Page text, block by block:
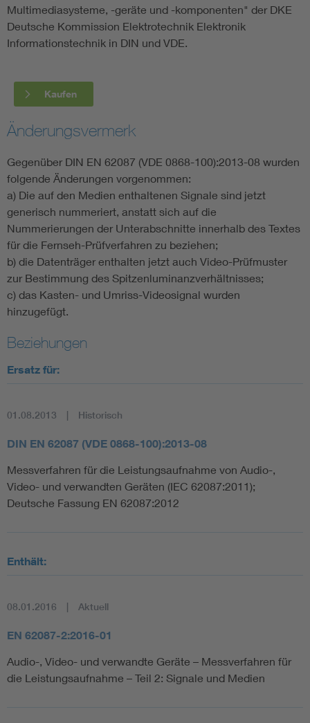
Multimediasysteme, -geräte und -komponenten" der DKE
Deutsche Kommission Elektrotechnik Elektronik
Informationstechnik in DIN und VDE.
Kaufen
Änderungsvermerk
Gegenüber DIN EN 62087 (VDE 0868-100):2013-08 wurden
folgende Änderungen vorgenommen:
a) Die auf den Medien enthaltenen Signale sind jetzt
generisch nummeriert, anstatt sich auf die
Nummerierungen der Unterabschnitte innerhalb des Textes
für die Fernseh-Prüfverfahren zu beziehen;
b) die Datenträger enthalten jetzt auch Video-Prüfmuster
zur Bestimmung des Spitzenluminanzverhältnisses;
c) das Kasten- und Umriss-Videosignal wurden
hinzugefügt.
Beziehungen
Ersatz für:
01.08.2013 Historisch
DIN EN 62087 (VDE 0868-100):2013-08
Messverfahren für die Leistungsaufnahme von Audio-,
Video- und verwandten Geräten (IEC 62087:2011);
Deutsche Fassung EN 62087:2012
Enthält:
08.01.2016 Aktuell
EN 62087-2:2016-01
Audio-, Video- und verwandte Geräte – Messverfahren für
die Leistungsaufnahme – Teil 2: Signale und Medien